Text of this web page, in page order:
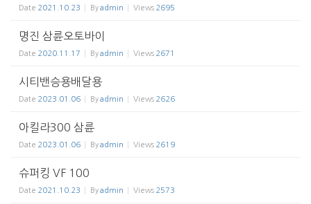
Date 2021.10.23 Byadmin Views 2695
명진 삼륜오토바이
Date 2020.11.17 Byadmin Views 2671
시티밴승용배달용
Date 2023.01.06 Byadmin Views 2626
아킬라300 삼륜
Date 2023.01.06 Byadmin Views 2619
슈퍼킹 VF 100
Date 2021.10.23 Byadmin Views 2573